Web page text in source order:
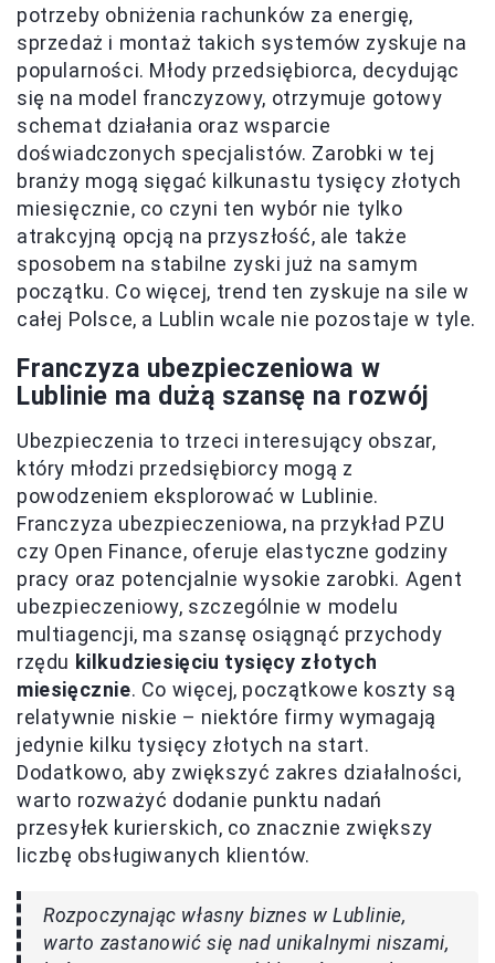
potrzeby obniżenia rachunków za energię,
sprzedaż i montaż takich systemów zyskuje na
popularności. Młody przedsiębiorca, decydując
się na model franczyzowy, otrzymuje gotowy
schemat działania oraz wsparcie
doświadczonych specjalistów. Zarobki w tej
branży mogą sięgać kilkunastu tysięcy złotych
miesięcznie, co czyni ten wybór nie tylko
atrakcyjną opcją na przyszłość, ale także
sposobem na stabilne zyski już na samym
początku. Co więcej, trend ten zyskuje na sile w
całej Polsce, a Lublin wcale nie pozostaje w tyle.
Franczyza ubezpieczeniowa w
Lublinie ma dużą szansę na rozwój
Ubezpieczenia to trzeci interesujący obszar,
który młodzi przedsiębiorcy mogą z
powodzeniem eksplorować w Lublinie.
Franczyza ubezpieczeniowa, na przykład PZU
czy Open Finance, oferuje elastyczne godziny
pracy oraz potencjalnie wysokie zarobki. Agent
ubezpieczeniowy, szczególnie w modelu
multiagencji, ma szansę osiągnąć przychody
rzędu kilkudziesięciu tysięcy złotych
miesięcznie. Co więcej, początkowe koszty są
relatywnie niskie – niektóre firmy wymagają
jedynie kilku tysięcy złotych na start.
Dodatkowo, aby zwiększyć zakres działalności,
warto rozważyć dodanie punktu nadań
przesyłek kurierskich, co znacznie zwiększy
liczbę obsługiwanych klientów.
Rozpoczynając własny biznes w Lublinie,
warto zastanowić się nad unikalnymi niszami,